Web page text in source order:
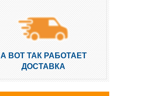
А ВОТ ТАК РАБОТАЕТ
ДОСТАВКА